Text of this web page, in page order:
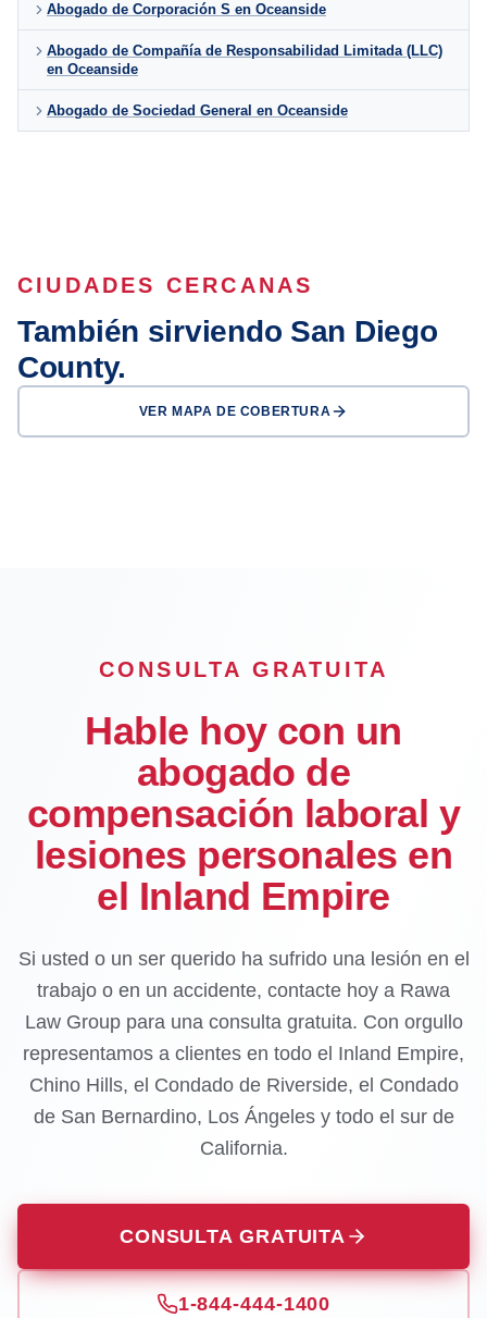
Abogado de Corporación S en Oceanside
Abogado de Compañía de Responsabilidad Limitada (LLC)
en Oceanside
Abogado de Sociedad General en Oceanside
CIUDADES CERCANAS
También sirviendo San Diego
County.
VER MAPA DE COBERTURA
CONSULTA GRATUITA
Hable hoy con un
abogado de
compensación laboral y
lesiones personales en
el Inland Empire
Si usted o un ser querido ha sufrido una lesión en el
trabajo o en un accidente, contacte hoy a Rawa
Law Group para una consulta gratuita. Con orgullo
representamos a clientes en todo el Inland Empire,
Chino Hills, el Condado de Riverside, el Condado
de San Bernardino, Los Ángeles y todo el sur de
California.
CONSULTA GRATUITA
1-844-444-1400